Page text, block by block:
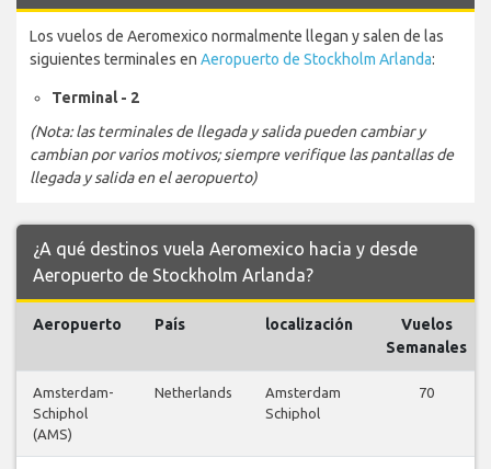
Los vuelos de Aeromexico normalmente llegan y salen de las
siguientes terminales en Aeropuerto de Stockholm Arlanda:
Terminal - 2
(Nota: las terminales de llegada y salida pueden cambiar y
cambian por varios motivos; siempre verifique las pantallas de
llegada y salida en el aeropuerto)
¿A qué destinos vuela Aeromexico hacia y desde
Aeropuerto de Stockholm Arlanda?
Aeropuerto País localización
Vuelos
Semanales
Amsterdam-
Schiphol
(AMS)
Netherlands
Amsterdam
Schiphol
70